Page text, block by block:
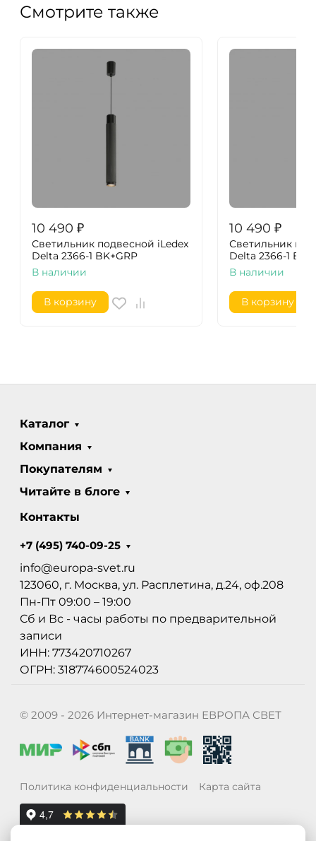
Смотрите также
10 490 ₽
Светильник подвесной iLedex
Delta 2366-1 BK+GRP
В наличии
В корзину
10 490 ₽
Светильник
Delta 2366-1
В наличии
В корзину
Каталог
Компания
Покупателям
Читайте в блоге
Контакты
+7 (495) 740-09-25
info@europa-svet.ru
123060, г. Москва, ул. Расплетина, д.24, оф.208
Пн-Пт 09:00 – 19:00
Сб и Вс - часы работы по предварительной
записи
ИНН: 773420710267
ОГРН: 318774600524023
© 2009 - 2026 Интернет-магазин ЕВРОПА СВЕТ
Политика конфиденциальности Карта сайта